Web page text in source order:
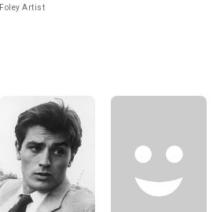
Foley Artist